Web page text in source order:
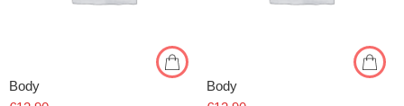
Body Body